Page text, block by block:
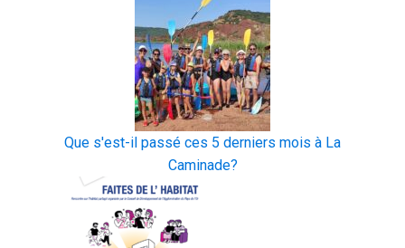
Que s'est-il passé ces 5 derniers mois à La
Caminade?